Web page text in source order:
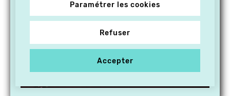
Paramétrer les cookies
Refuser
Accepter